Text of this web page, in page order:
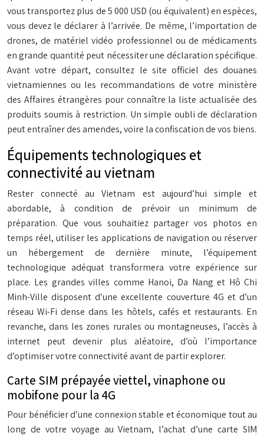
vous transportez plus de 5 000 USD (ou équivalent) en espèces,
vous devez le déclarer à l’arrivée. De même, l’importation de
drones, de matériel vidéo professionnel ou de médicaments
en grande quantité peut nécessiter une déclaration spécifique.
Avant votre départ, consultez le site officiel des douanes
vietnamiennes ou les recommandations de votre ministère
des Affaires étrangères pour connaître la liste actualisée des
produits soumis à restriction. Un simple oubli de déclaration
peut entraîner des amendes, voire la confiscation de vos biens.
Équipements technologiques et
connectivité au vietnam
Rester connecté au Vietnam est aujourd’hui simple et
abordable, à condition de prévoir un minimum de
préparation. Que vous souhaitiez partager vos photos en
temps réel, utiliser les applications de navigation ou réserver
un hébergement de dernière minute, l’équipement
technologique adéquat transformera votre expérience sur
place. Les grandes villes comme Hanoi, Da Nang et Hô Chi
Minh-Ville disposent d’une excellente couverture 4G et d’un
réseau Wi-Fi dense dans les hôtels, cafés et restaurants. En
revanche, dans les zones rurales ou montagneuses, l’accès à
internet peut devenir plus aléatoire, d’où l’importance
d’optimiser votre connectivité avant de partir explorer.
Carte SIM prépayée viettel, vinaphone ou
mobifone pour la 4G
Pour bénéficier d’une connexion stable et économique tout au
long de votre voyage au Vietnam, l’achat d’une carte SIM